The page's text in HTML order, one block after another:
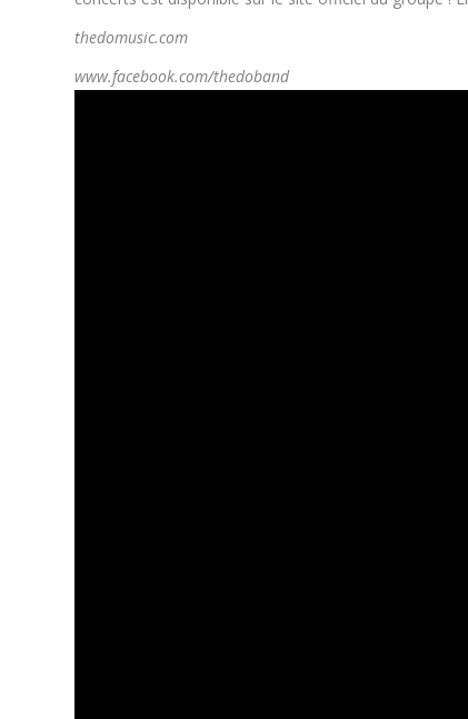
thedomusic.com
www.facebook.com/thedoband